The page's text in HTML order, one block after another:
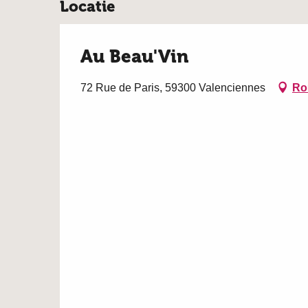
Locatie
Au Beau'Vin
72 Rue de Paris, 59300 Valenciennes